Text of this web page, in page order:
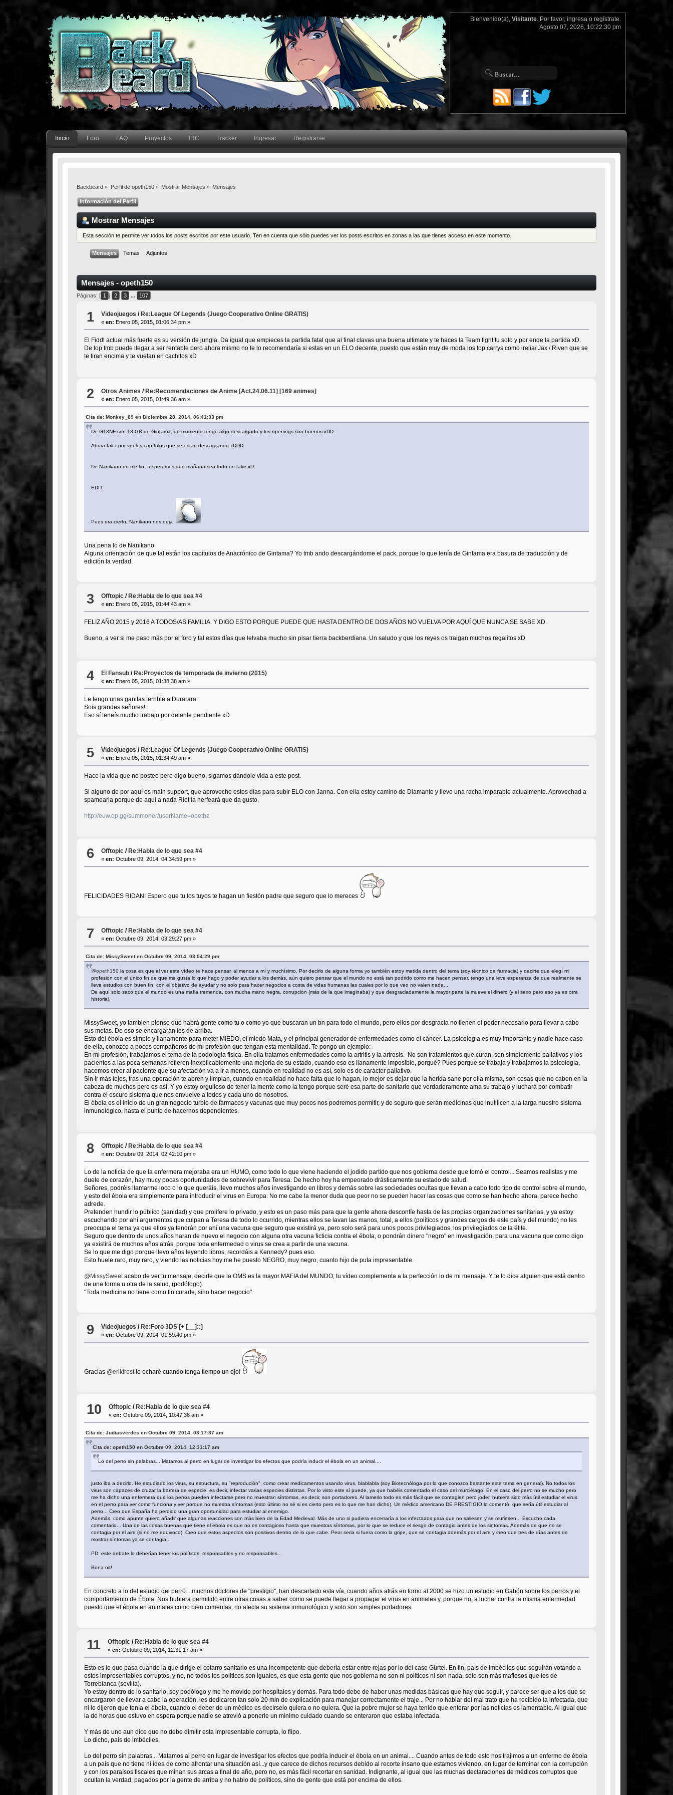
Bienvenido(a), Visitante. Por favor, ingresao regístrate.
Agosto 07, 2026, 10:22:30 pm
Inicio Foro FAQ Proyectos IRC Tracker Ingresar Registrarse
Backbeard » Perfil de opeth150 » Mostrar Mensajes » Mensajes
Información del Perfil
Mostrar Mensajes
Esta sección te permite ver todos los posts escritos por este usuario. Ten en cuenta que sólo puedes ver los posts escritos en zonas a las que tienes acceso en este momento.
Mensajes Temas Adjuntos
Mensajes - opeth150
Páginas: [ 1 ] 2 3 ... 107
1 Videojuegos / Re:League Of Legends (Juego Cooperativo Online GRATIS)
«en: Enero 05, 2015, 01:06:34 pm »
El Fiddl actual más fuerte es su versión de jungla. Da igual que empieces la partida fatal que al final clavas una buena ultimate y te haces la Team fight tu solo y por ende la partida xD.
De top tmb puede llegar a ser rentable pero ahora mismo no te lo recomendaría si estas en un ELO decente, puesto que están muy de moda los top carrys como irelia/ Jax / Riven que se
te tiran encima y te vuelan en cachitos xD
2 Otros Animes / Re:Recomendaciones de Anime [Act.24.06.11] [169 animes]
«en: Enero 05, 2015, 01:49:36 am »
Cita de: Monkey_89 en Diciembre 28, 2014, 06:41:33 pm
De G13NF son 13 GB de Gintama, de momento tengo algo descargado y los openings son buenos xDD
Ahora falta por ver los capítulos que se estan descargando xDDD
De Nanikano no me fio...esperemos que mañana sea todo un fake xD
EDIT:
Pues era cierto, Nanikano nos deja
Una pena lo de Nanikano.
Alguna orientación de que tal están los capítulos de Anacrónico de Gintama? Yo tmb ando descargándome el pack, porque lo que tenía de Gintama era basura de traducción y de
edición la verdad.
3 Offtopic / Re:Habla de lo que sea #4
«en: Enero 05, 2015, 01:44:43 am »
FELIZ AÑO 2015 y 2016 A TODOS/AS FAMILIA. Y DIGO ESTO PORQUE PUEDE QUE HASTA DENTRO DE DOS AÑOS NO VUELVA POR AQUÍ QUE NUNCA SE SABE XD.
Bueno, a ver si me paso más por el foro y tal estos días que lelvaba mucho sin pisar tierra backberdiana. Un saludo y que los reyes os traigan muchos regalitos xD
4 El Fansub /Re:Proyectos de temporada de invierno (2015)
«en: Enero 05, 2015, 01:38:38 am »
Le tengo unas ganitas terrible a Durarara.
Sois grandes señores!
Eso sí teneís mucho trabajo por delante pendiente xD
5 Videojuegos / Re:League Of Legends (Juego Cooperativo Online GRATIS)
«en: Enero 05, 2015, 01:34:49 am »
Hace la vida que no posteo pero digo bueno, sigamos dándole vida a este post.
Si alguno de por aquí es main support, que aproveche estos días para subir ELO con Janna. Con ella estoy camino de Diamante y llevo una racha imparable actualmente. Aprovechad a
spamearla porque de aquí a nada Riot la nerfeará que da gusto.
http://euw.op.gg/summoner/userName=opethz
6 Offtopic /Re:Habla de lo que sea #4
«en: Octubre 09, 2014, 04:34:59 pm »
FELICIDADES RIDAN! Espero que tu los tuyos te hagan un fiestón padre que seguro que lo mereces
7 Offtopic / Re:Habla de lo que sea #4
«en: Octubre 09, 2014, 03:29:27 pm »
Cita de: MissySweet en Octubre 09, 2014, 03:04:29 pm
@opeth150la cosa es que al ver este vídeo te hace pensar, al menos a mí y muchísimo. Por decirlo de alguna forma yo también estoy metida dentro del tema (soy técnico de farmacia) y decirte que elegí mi
profesión con el único fin de que me gusta lo que hago y poder ayudar a los demás, aún quiero pensar que el mundo no está tan podrido como me hacen pensar, tengo una leve esperanza de que realmente se
lleve estudios con buen fin, con el objetivo de ayudar y no solo para hacer negocios a costa de vidas humanas las cuales por lo que veo no valen nada...
De aquí solo saco que el mundo es una mafia tremenda, con mucha mano negra, corrupción (más de la que imaginaba) y que desgraciadamente la mayor parte la mueve el dinero (y el sexo pero eso ya es otra
historia).
MissySweet, yo tambien pienso que habrá gente como tu o como yo que buscaran un bn para todo el mundo, pero ellos por desgracia no tienen el poder necesario para llevar a cabo
sus metas. De eso se encargarán los de arriba.
Esto del ébola es simple y llanamente para meter MIEDO, el miedo Mata, y el principal generador de enfermedades como el cáncer. La psicología es muy importante y nadie hace caso
de ella, conozco a pocos compañeros de mi profesión que tengan esta mentalidad. Te pongo un ejemplo:
En mi profesión, trabajamos el tema de la podología física. En ella tratamos enfermedades como la artritis y la artrosis. No son tratamientos que curan, son simplemente paliativos y los
pacientes a las poca semanas refieren inexplicablemente una mejoría de su estado, cuando eso es llanamente imposible, porqué? Pues porque se trabaja y trabajamos la psicología,
hacemos creer al paciente que su afectación va a ir a menos, cuando en realidad no es así, solo es de carácter paliativo.
Sin ir más lejos, tras una operación te abren y limpian, cuando en realidad no hace falta que lo hagan, lo mejor es dejar que la herida sane por ella misma, son cosas que no caben en la
cabeza de muchos pero es así. Y yo estoy orgulloso de tener la mente como la tengo porque seré esa parte de sanitario que verdaderamente ama su trabajo y luchará por combatir
contra el oscuro sistema que nos envuelve a todos y cada uno de nosotros.
El ébola es el inicio de un gran negocio turbio de fármacos y vacunas que muy pocos nos podremos permitir, y de seguro que serán medicinas que inutilicen a la larga nuestro sistema
inmunológico, hasta el punto de hacernos dependientes.
8 Offtopic /Re:Habla de lo que sea #4
«en: Octubre 09, 2014, 02:42:10 pm »
Lo de la noticia de que la enfermera mejoraba era un HUMO, como todo lo que viene haciendo el jodido partido que nos gobierna desde que tomó el control... Seamos realistas y me
duele de corazón, hay mucy pocas oportunidades de sobrevivir para Teresa. De hecho hoy ha empeorado drásticamente su estado de salud.
Señores, podréis llamarme loco o lo que queráis, llevo muchos años investigando en libros y demás sobre las sociedades ocultas que llevan a cabo todo tipo de control sobre el mundo,
y esto del ébola era simplemente para introducir el virus en Europa. No me cabe la menor duda que peor no se pueden hacer las cosas que como se han hecho ahora, parece hecho
adrede.
Pretenden hundir lo público (sanidad) y que prolifere lo privado, y esto es un paso más para que la gente ahora desconfíe hasta de las propias organizaciones sanitarias, y ya estoy
escuchando por ahí argumentos que culpan a Teresa de todo lo ocurrido, mientras ellos se lavan las manos, total, a ellos (políticos y grandes cargos de este país y del mundo) no les
preocupa el tema ya que ellos ya tendrán por ahí una vacuna que seguro que existirá ya, pero solo será para unos pocos privilegiados, los privilegiados de la élite.
Seguro que dentro de unos años haran de nuevo el negocio con alguna otra vacuna ficticia contra el ébola, o pondrán dinero "negro" en investigación, para una vacuna que como digo
ya existirá de muchos años atrás, porque toda enfermedad o virus se crea a partir de una vacuna.
Se lo que me digo porque llevo años leyendo libros, recordáis a Kennedy? pues eso.
Esto huele raro, muy raro, y viendo las noticias hoy me he puesto NEGRO, muy negro, cuanto hijo de puta impresentable.
@MissySweetacabo de ver tu mensaje, decirte que la OMS es la mayor MAFIA del MUNDO, tu vídeo complementa a la perfección lo de mi mensaje. Y te lo dice alguien que está dentro
de una forma u otra de la salud, (podólogo).
"Toda medicina no tiene como fin curarte, sino hacer negocio".
9 Videojuegos / Re:Foro 3DS [+ [__]::]
«en: Octubre 09, 2014, 01:59:40 pm »
Gracias @erikfrostle echaré cuando tenga tiempo un ojo!
10 Offtopic /Re:Habla de lo que sea #4
«en: Octubre 09, 2014, 10:47:36 am »
Cita de: Judiasverdes en Octubre 09, 2014, 03:17:37 am
Cita de: opeth150 en Octubre 09, 2014, 12:31:17 am
Lo del perro sin palabras... Matamos al perro en lugar de investigar los efectos que podría inducir el ébola en un animal....
justo iba a decirlo. He estudiado los virus, su estructura, su "reprodución", como crear medicamentos usando virus, blablabla (soy Biotecnóloga por lo que conozco bastante este tema en general). No todos los
virus son capaces de cruzar la barrera de especie, es decir, infectar varias especies distintas. Por lo visto este sí puede, ya que habéis comentado el caso del murciélago. En el caso del perro no se mucho pero
me ha dicho una enfermera que los perros pueden infectarse pero no muestran síntomas, es decir, son portadores. Al lamerlo todo es más fácil que se contagien pero joder, hubiera sido más útil estudiar el virus
en el perro para ver como funciona y ver porque no muestra síntomas (esto último no sé si es cierto pero es lo que me han dicho). Un médico americano DE PRESTIGIO lo comentó, que sería útil estudiar al
perro... Creo que España ha perdido una gran oportunidad para estudiar al enemigo.
Además, como apunte quiero añadir que algunas reacciones son más bien de la Edad Medieval. Más de uno si pudiera encerraría a los infectados para que no saliesen y se muriesen... Escucho cada
comentario... Una de las cosas buenas que tiene el ebola es que no es contagioso hasta que muestras síntomas, por lo que se reduce el riesgo de contagio antes de los sintomas. Además de que no se
contagia por el aire (si no me equivoco). Creo que estos aspectos son positivos dentro de lo que cabe. Peor seria si fuera como la gripe, que se contagia además por el aire y creo que tres de días antes de
mostrar síntomas ya se contagia...
PD: este debate lo deberían tener los políticos, responsables y no responsables...
Bona nit!
En concreto a lo del estudio del perro... muchos doctores de "prestigio", han descartado esta vía, cuando años atrás en torno al 2000 se hizo un estudio en Gabón sobre los perros y el
comportamiento de Ébola. Nos hubiera permitido entre otras cosas a saber como se puede llegar a propagar el virus en animales y, porque no, a luchar contra la misma enfermedad
puesto que el ébola en animales como bien comentas, no afecta su sistema inmunológico y solo son simples portadores.
11 Offtopic / Re:Habla de lo que sea #4
«en: Octubre 09, 2014, 12:31:17 am »
Esto es lo que pasa cuando la que dirige el cotarro sanitario es una incompetente que debería estar entre rejas por lo del caso Gürtel. En fin, país de imbéciles que seguirán votando a
estos impresentables corruptos, y no, no todos los políticos son iguales, es que esta gente que nos gobierna no son ni politicos ni son nada, solo son más mafiosos que los de
Torreblanca (sevilla).
Yo estoy dentro de lo sanitario, soy podólogo y me he movido por hospitales y demás. Para todo debe de haber unas medidas básicas que hay que seguir, y parece ser que a los que se
encargaron de llevar a cabo la operación, les dedicaron tan solo 20 min de explicación para manejar correctamente el traje... Por no hablar del mal trato que ha recibido la infectada, que
ni le dijeron que tenía el ébola, cuando el deber de un médico es decírselo quiera o no quiera. Que la pobre mujer se haya tenido que enterar por las noticias es lamentable. Al igual que
la de horas que estuvo en espera porque nadie se atrevió a ponerle un mínimo cuidado cuando se enteraron que estaba infectada.
Y más de uno aun dice que no debe dimitir esta impresentable corrupta, lo flipo.
Lo dicho, país de imbéciles.
Lo del perro sin palabras... Matamos al perro en lugar de investigar los efectos que podría inducir el ébola en un animal.... Cuando antes de todo esto nos trajimos a un enfermo de ébola
a un país que no tiene ni idea de como afrontar una situación así...y que carece de dichos recursos debido al recorte insano que estamos viviendo, en lugar de terminar con la corrupción
y con los paraísos fiscales que minan sus arcas a final de año, pero no, es más fácil recortar en sanidad. Indignante, al igual que las muchas declaraciones de médicos corruptos que
ocultan la verdad, pagados por la gente de arriba y no hablo de políticos, sino de gente que está por encima de ellos.